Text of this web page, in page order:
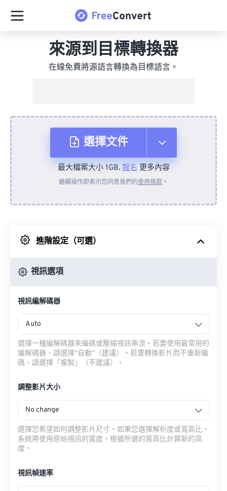
來源到目標轉換器
在線免費將源語言轉換為目標語言。
選擇文件
來自裝置
來自 Google 雲端硬碟
最大檔案大小 1GB.報名更多內容
繼續操作即表示您同意我們的使用條款 。
進階設定（可選）
視訊選項
視訊編解碼器
Auto
選擇一種編解碼器來編碼或壓縮視訊串流。若要使用最常用的
編解碼器，請選擇“自動”（建議）。若要轉換影片而不重新編
碼，請選擇「複製」（不建議）。
調整影片大小
No change
選擇您希望如何調整影片尺寸。如果您選擇解析度或寬高比，
系統將使用原始視訊的寬度，根據所選的寬高比計算新的高
度。
視訊幀速率